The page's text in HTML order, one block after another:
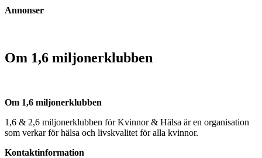
Annonser
Om 1,6 miljonerklubben
Om 1,6 miljonerklubben
1,6 & 2,6 miljonerklubben för Kvinnor & Hälsa är en organisation
som verkar för hälsa och livskvalitet för alla kvinnor.
Kontaktinformation